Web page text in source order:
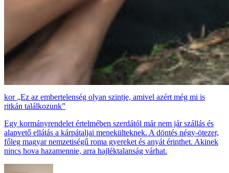
„Ez az embertelenség olyan szintje, amivel azért még mi is
ritkán találkozunk”
Egy kormányrendelet értelmében szerdától már nem jár szállás és
alapvető ellátás a kárpátaljai menekülteknek. A döntés négy-ötezer,
főleg magyar nemzetiségű roma gyereket és anyát érinthet. Akinek
nincs hova hazamennie, arra hajléktalanság várhat.